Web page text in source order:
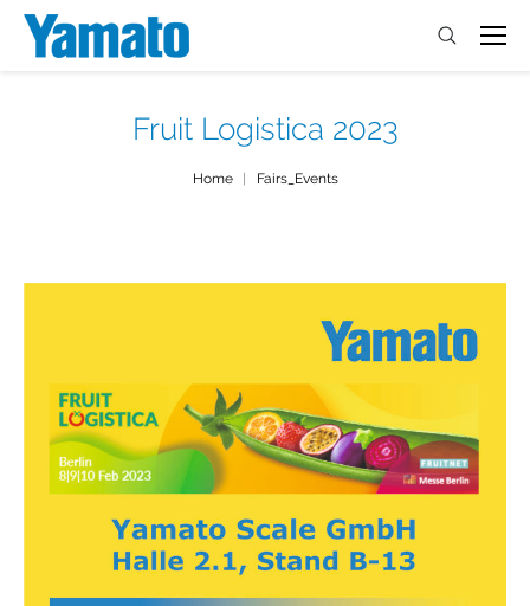
Fruit Logistica 2023
Home Fairs_Events